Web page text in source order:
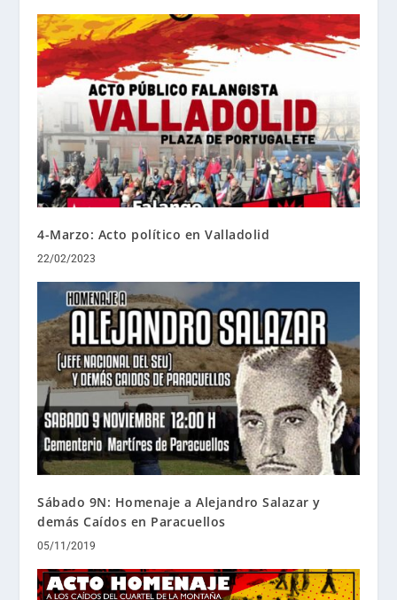
4-Marzo: Acto político en Valladolid
22/02/2023
Sábado 9N: Homenaje a Alejandro Salazar y
demás Caídos en Paracuellos
05/11/2019